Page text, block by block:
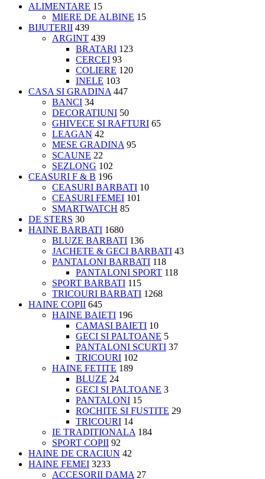
ALIMENTARE 15
MIERE DE ALBINE 15
BIJUTERII 439
ARGINT 439
BRATARI 123
CERCEI 93
COLIERE 120
INELE 103
CASA SI GRADINA 447
BANCI 34
DECORATIUNI 50
GHIVECE SI RAFTURI 65
LEAGAN 42
MESE GRADINA 95
SCAUNE 22
SEZLONG 102
CEASURI F & B 196
CEASURI BARBATI 10
CEASURI FEMEI 101
SMARTWATCH 85
DE STERS 30
HAINE BARBATI 1680
BLUZE BARBATI 136
JACHETE & GECI BARBATI 43
PANTALONI BARBATI 118
PANTALONI SPORT 118
SPORT BARBATI 115
TRICOURI BARBATI 1268
HAINE COPII 645
HAINE BAIETI 196
CAMASI BAIETI 10
GECI SI PALTOANE 5
PANTALONI SCURTI 37
TRICOURI 102
HAINE FETITE 189
BLUZE 24
GECI SI PALTOANE 3
PANTALONI 15
ROCHITE SI FUSTITE 29
TRICOURI 14
IE TRADITIONALA 184
SPORT COPII 92
HAINE DE CRACIUN 42
HAINE FEMEI 3233
ACCESORII DAMA 27